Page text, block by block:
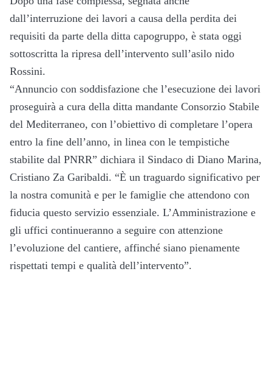
dall’interruzione dei lavori a causa della perdita dei
requisiti da parte della ditta capogruppo, è stata oggi
sottoscritta la ripresa dell’intervento sull’asilo nido
Rossini.
“Annuncio con soddisfazione che l’esecuzione dei lavori
proseguirà a cura della ditta mandante Consorzio Stabile
del Mediterraneo, con l’obiettivo di completare l’opera
entro la fine dell’anno, in linea con le tempistiche
stabilite dal PNRR” dichiara il Sindaco di Diano Marina,
Cristiano Za Garibaldi. “È un traguardo significativo per
la nostra comunità e per le famiglie che attendono con
fiducia questo servizio essenziale. L’Amministrazione e
gli uffici continueranno a seguire con attenzione
l’evoluzione del cantiere, affinché siano pienamente
rispettati tempi e qualità dell’intervento”.